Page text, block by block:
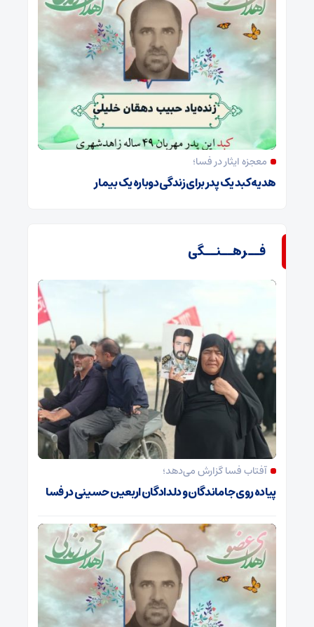
معجزه ایثار در فسا؛
هدیه کبد یک پدر برای زندگی دوباره یک بیمار
فــرهــنــگی
آفتاب فسا گزارش می‌دهد؛
پیاده روی جاماندگان و دلدادگان اربعین حسینی در فسا